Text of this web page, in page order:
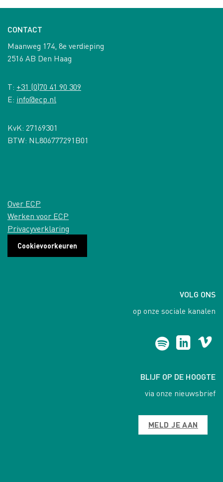
CONTACT
Maanweg 174, 8e verdieping
2516 AB Den Haag
T: +31 (0)70 41 90 309
E: info@ecp.nl
KvK: 27169301
BTW: NL806777291B01
Over ECP
Werken voor ECP
Privacyverklaring
Cookievoorkeuren
VOLG ONS
op onze sociale kanalen
BLIJF OP DE HOOGTE
via onze nieuwsbrief
MELD JE AAN